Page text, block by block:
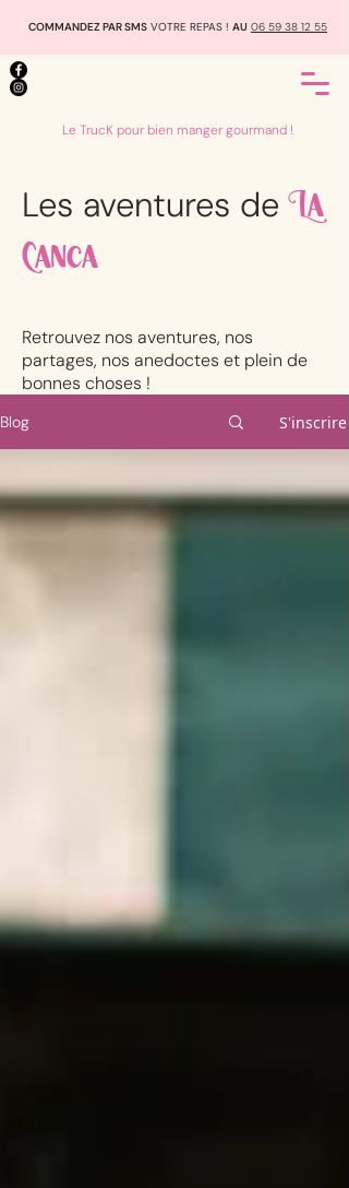
COMMANDEZ PAR SMS VOTRE REPAS ! AU 06 59 38 12 55
Le TrucK pour bien manger gourmand !
Les aventures deLa
Canca
Retrouvez nos aventures, nos
partages, nos anedoctes et plein de
bonnes choses !
Blog S'inscrire